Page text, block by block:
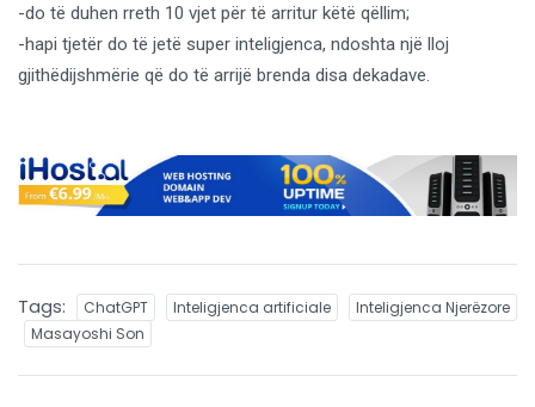
-do të duhen rreth 10 vjet për të arritur këtë qëllim;
-hapi tjetër do të jetë super inteligjenca, ndoshta një lloj
gjithëdijshmërie që do të arrijë brenda disa dekadave.
Tags: ChatGPT Inteligjenca artificiale
Inteligjenca Njerëzore
Masayoshi Son